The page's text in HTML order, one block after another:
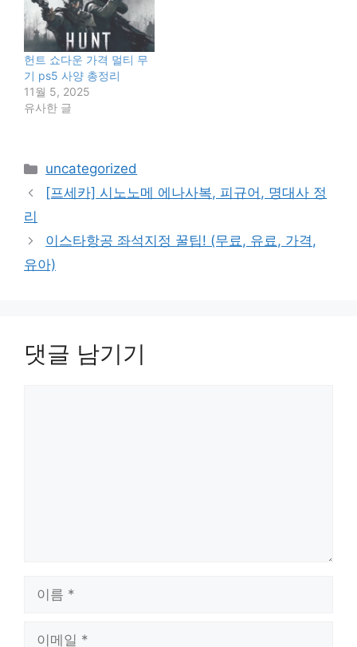
헌트 쇼다운 가격 멀티 무
기 ps5 사양 총정리
11월 5, 2025
유사한 글
카
테
uncategorized
[프세카] 시노노메 에나사복, 피규어, 명대사 정
리
이스타항공 좌석지정 꿀팁! (무료, 유료, 가격,
유아)
댓글 남기기